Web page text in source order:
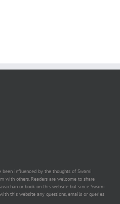
influenced by the thoughts of Swami
with others. Readers are welcome to share
or book on this website but since Swami
this website any questions, emails or queries